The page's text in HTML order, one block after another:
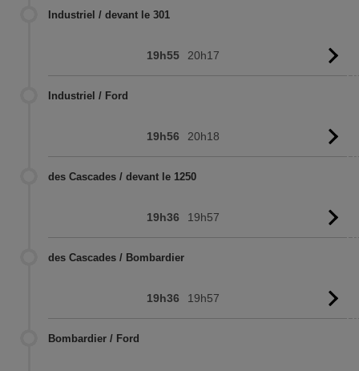
Industriel / devant le 301
19h55 20h17
Industriel / Ford
19h56 20h18
des Cascades / devant le 1250
19h36 19h57
des Cascades / Bombardier
19h36 19h57
Bombardier / Ford